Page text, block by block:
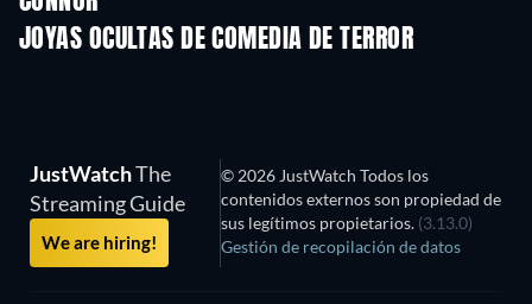
JOYAS OCULTAS DE COMEDIA DE TERROR
JustWatchThe
Streaming Guide
We are hiring!
© 2026 JustWatch Todos los
contenidos externos son propiedad de
sus legítimos propietarios. (3.13.0)
Gestión de recopilación de datos